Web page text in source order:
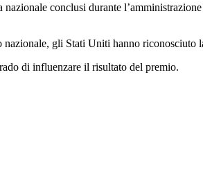
conclusi durante
gli Stati Uniti hanno riconosciuto
di influenzare il risultato del premio.